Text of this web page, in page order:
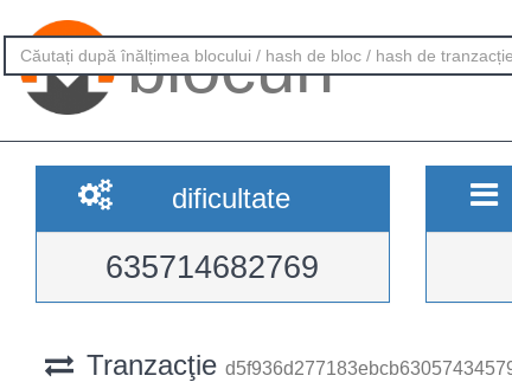
blocuri
dificultate
635714682769
Tranzacţie